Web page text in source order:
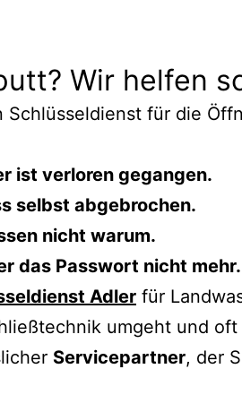
Wir helfen
für die
ist verloren gegangen.
selbst abgebrochen.
nicht warum.
das Passwort nicht mehr.
Adler für
umgeht und
Servicepartner, der